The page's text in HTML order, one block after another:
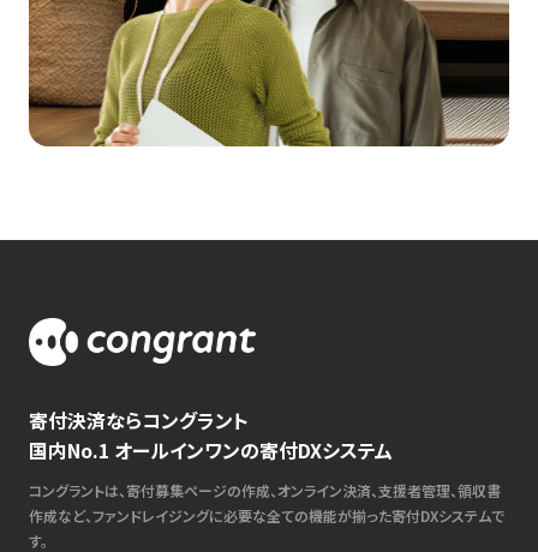
寄付決済ならコングラント
国内No.1 オールインワンの寄付DXシステム
コングラントは、寄付募集ページの作成、オンライン決済、支援者管理、領収書
作成など、ファンドレイジングに必要な全ての機能が揃った寄付DXシステムで
す。